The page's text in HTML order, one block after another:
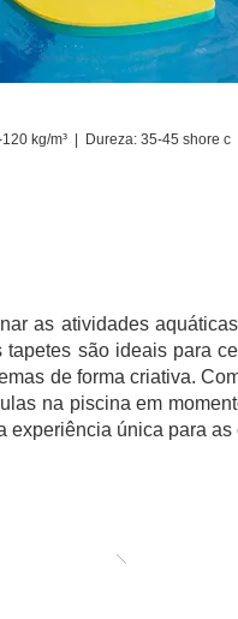
kg/m³ | Dureza: 35-45 shore c
as atividades
são ideais para
de forma criativa.
na piscina em
experiência única para